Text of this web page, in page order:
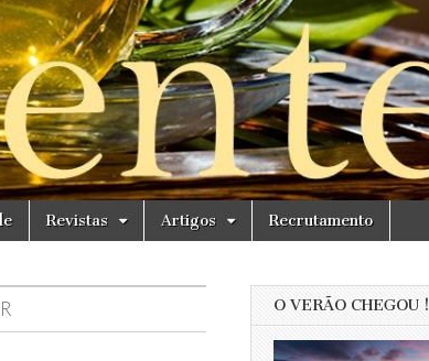
Revistas Artigos Recrutamento
O VERÃO CHEGOU !